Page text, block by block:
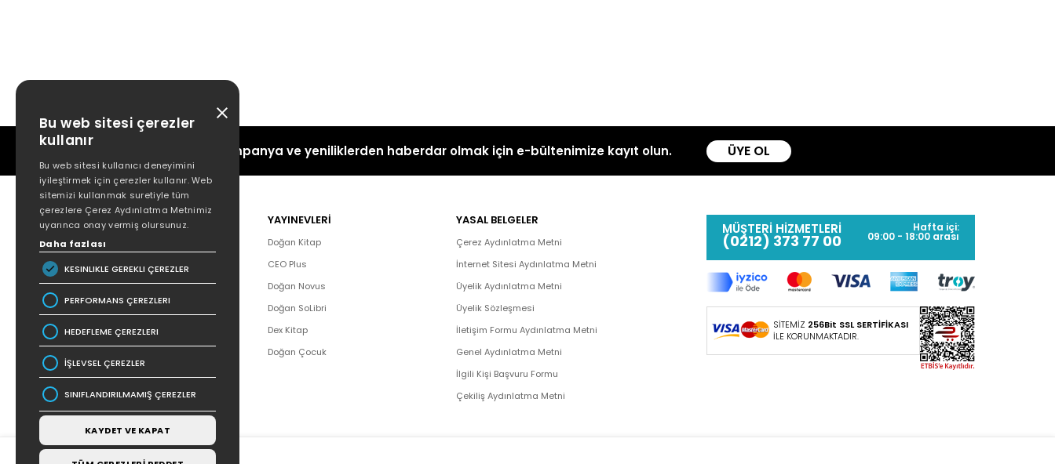
Kampanya ve yeniliklerden haberdar olmak için e-bültenimize kayıt olun. ÜYE OL
POPÜLER
Hakkımızda
Yazar Listesi
İletişim
Bizden Haberler
YAYINEVLERİ
Doğan Kitap
CEO Plus
Doğan Novus
Doğan SoLibri
Dex Kitap
Doğan Çocuk
YASAL BELGELER
Çerez Aydınlatma Metni
İnternet Sitesi Aydınlatma Metni
Üyelik Aydınlatma Metni
Üyelik Sözleşmesi
İletişim Formu Aydınlatma Metni
Genel Aydınlatma Metni
İlgili Kişi Başvuru Formu
Çekiliş Aydınlatma Metni
MÜŞTERİ HİZMETLERİ
(0212) 373 77 00
Hafta içi:
09:00 - 18:00 arası
SİTEMİZ 256Bit SSL SERTİFİKASI
İLE KORUNMAKTADIR.
Bu web sitesi çerezler
kullanır
Bu web sitesi kullanıcı deneyimini
iyileştirmek için çerezler kullanır. Web
sitemizi kullanmak suretiyle tüm
çerezlere Çerez Aydınlatma Metnimiz
uyarınca onay vermiş olursunuz.
Daha fazlası
KESINLIKLE GEREKLI ÇEREZLER
PERFORMANS ÇEREZLERI
HEDEFLEME ÇEREZLERI
İŞLEVSEL ÇEREZLER
SINIFLANDIRILMAMIŞ ÇEREZLER
KAYDET VE KAPAT